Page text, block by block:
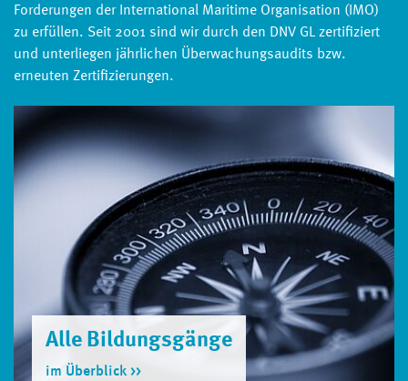
Forderungen der International Maritime Organisation (IMO)
zu erfüllen. Seit 2001 sind wir durch den DNV GL zertifiziert
und unterliegen jährlichen Über­wachungs­­audits bzw.
erneuten Zertifizierungen.
Alle Bildungsgänge
im Überblick